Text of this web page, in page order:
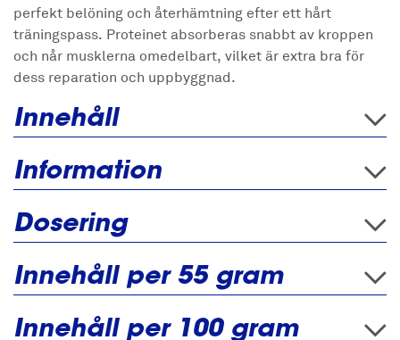
perfekt belöning och återhämtning efter ett hårt
träningspass. Proteinet absorberas snabbt av kroppen
och når musklerna omedelbart, vilket är extra bra för
dess reparation och uppbyggnad.
Innehåll
Information
Dosering
Innehåll per 55 gram
Innehåll per 100 gram